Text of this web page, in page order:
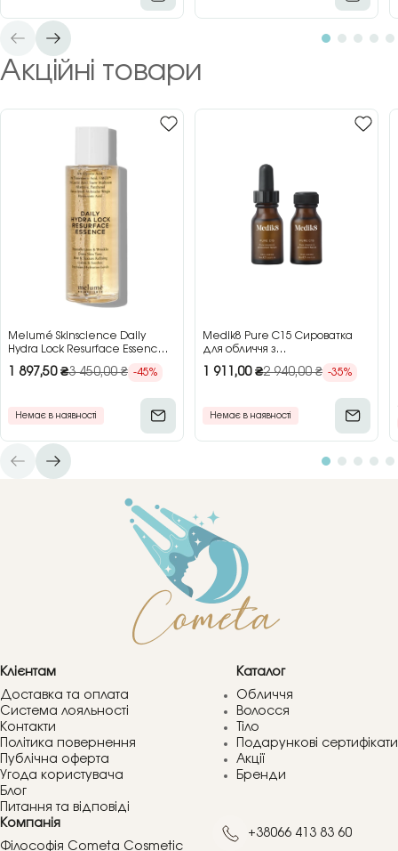
Акційні товари
Melumé Skinscience Daily
Hydra Lock Resurface Essence
обличчя з кислотами, 150 мл
1 897,50₴3 450,00₴ -45%
Немає в наявності
Medik8 Pure C15 Сироватка
для обличчя з
2×15 мл
1 911,00₴2 940,00₴ -35%
Немає в наявності
Клієнтам
Доставка та оплата
Система лояльності
Контакти
Політика повернення
Публічна оферта
Угода користувача
Блог
Питання та відповіді
Каталог
Обличчя
Волосся
Тіло
Подарункові сертифікати
Акції
Бренди
Компанія
Філософія Cometa Cosmetic
+38066 413 83 60